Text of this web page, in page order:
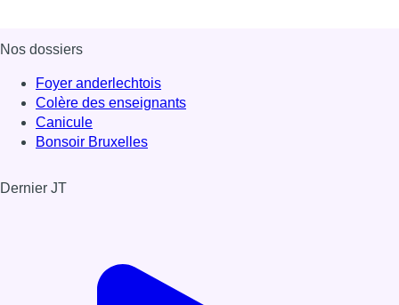
Nos dossiers
Foyer anderlechtois
Colère des enseignants
Canicule
Bonsoir Bruxelles
Dernier JT